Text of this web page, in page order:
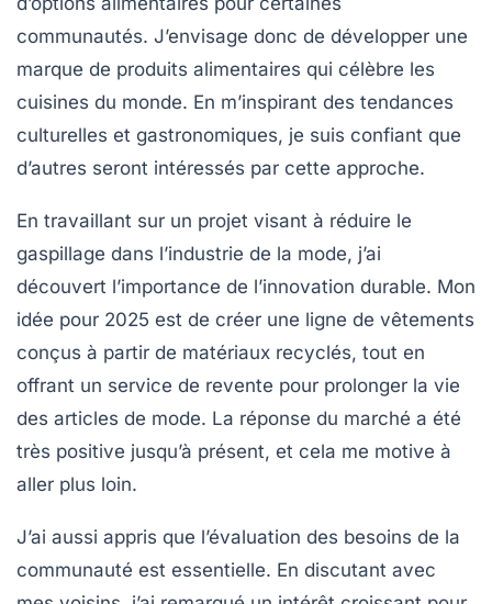
communautés. J’envisage donc de développer une
marque de produits alimentaires qui célèbre les
cuisines du monde. En m’inspirant des tendances
culturelles et gastronomiques, je suis confiant que
d’autres seront intéressés par cette approche.
En travaillant sur un projet visant à réduire le
gaspillage dans l’industrie de la mode, j’ai
découvert l’importance de l’innovation durable. Mon
idée pour 2025 est de créer une ligne de vêtements
conçus à partir de matériaux recyclés, tout en
offrant un service de revente pour prolonger la vie
des articles de mode. La réponse du marché a été
très positive jusqu’à présent, et cela me motive à
aller plus loin.
J’ai aussi appris que l’évaluation des besoins de la
communauté est essentielle. En discutant avec